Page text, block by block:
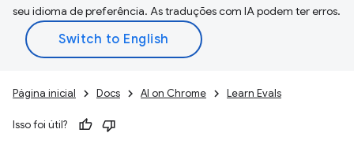
seu idioma de preferência. As traduções com IA podem ter erros.
Página inicial Docs AI on Chrome Learn Evals
Isso foi útil?